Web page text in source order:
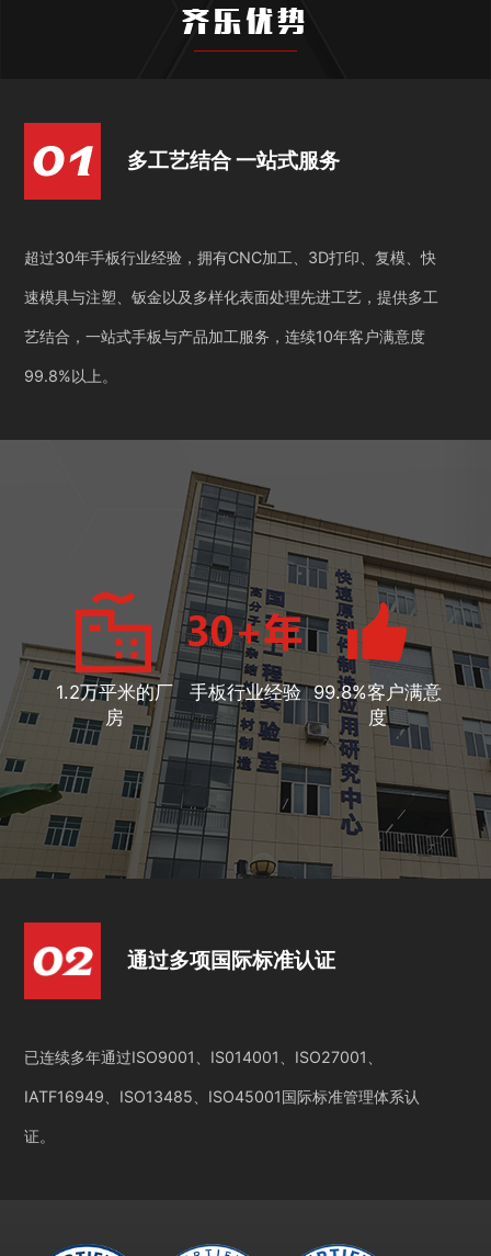
齐乐优势
多工艺结合 一站式服务
超过30年手板行业经验，拥有CNC加工、3D打印、复模、快
速模具与注塑、钣金以及多样化表面处理先进工艺，提供多工
艺结合，一站式手板与产品加工服务，连续10年客户满意度
99.8%以上。
1.2万平米的厂
房
手板行业经验 99.8%客户满意
度
通过多项国际标准认证
已连续多年通过ISO9001、IS014001、ISO27001、
IATF16949、ISO13485、ISO45001国际标准管理体系认
证。